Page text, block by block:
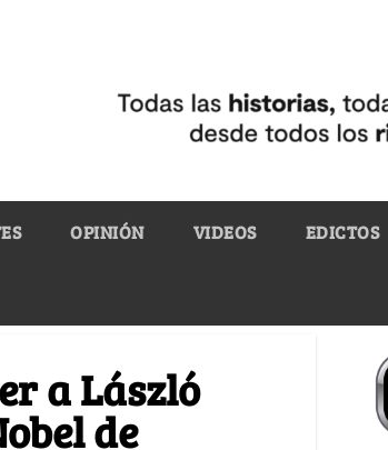
OPINIÓN VIDEOS EDICTOS
a László
de